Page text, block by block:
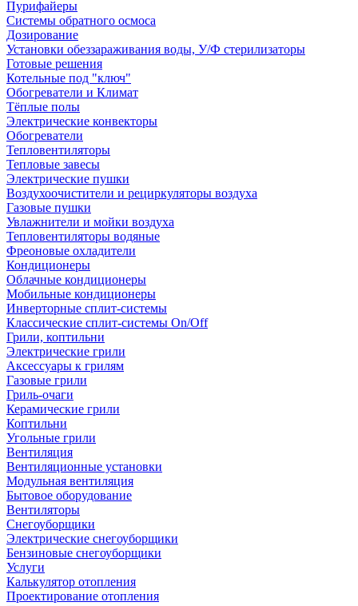
Пурифайеры
Системы обратного осмоса
Дозирование
Установки обеззараживания воды, У/Ф стерилизаторы
Готовые решения
Котельные под "ключ"
Обогреватели и Климат
Тёплые полы
Электрические конвекторы
Обогреватели
Тепловентиляторы
Тепловые завесы
Электрические пушки
Воздухоочистители и рециркуляторы воздуха
Газовые пушки
Увлажнители и мойки воздуха
Тепловентиляторы водяные
Фреоновые охладители
Кондиционеры
Облачные кондиционеры
Мобильные кондиционеры
Инверторные сплит-системы
Классические сплит-системы On/Off
Грили, коптильни
Электрические грили
Аксессуары к грилям
Газовые грили
Гриль-очаги
Керамические грили
Коптильни
Угольные грили
Вентиляция
Вентиляционные установки
Модульная вентиляция
Бытовое оборудование
Вентиляторы
Снегоуборщики
Электрические снегоуборщики
Бензиновые снегоуборщики
Услуги
Калькулятор отопления
Проектирование отопления